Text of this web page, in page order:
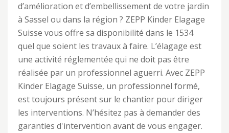
d’amélioration et d’embellissement de votre jardin
à Sassel ou dans la région ? ZEPP Kinder Elagage
Suisse vous offre sa disponibilité dans le 1534
quel que soient les travaux à faire. L’élagage est
une activité réglementée qui ne doit pas être
réalisée par un professionnel aguerri. Avec ZEPP
Kinder Elagage Suisse, un professionnel formé,
est toujours présent sur le chantier pour diriger
les interventions. N’hésitez pas à demander des
garanties d'intervention avant de vous engager.